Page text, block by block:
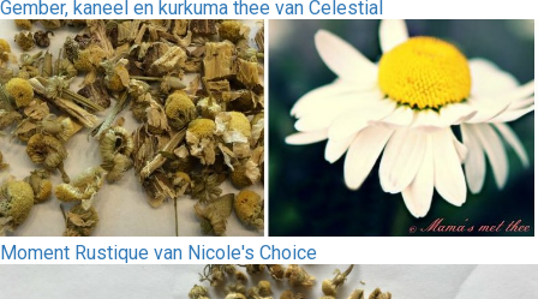
Gember, kaneel en kurkuma thee van Celestial
Moment Rustique van Nicole's Choice